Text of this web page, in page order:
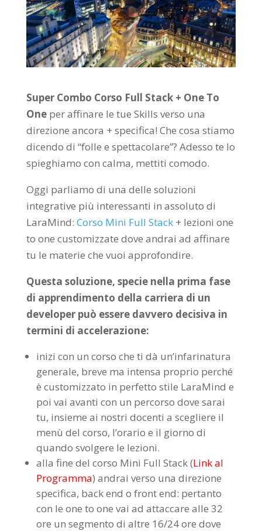
Super Combo Corso Full Stack + One To
Oneper affinare le tue Skills verso una
direzione ancora + specifica! Che cosa stiamo
dicendo di “folle e spettacolare”? Adesso te lo
spieghiamo con calma, mettiti comodo.
Oggi parliamo di una delle soluzioni
integrative più interessanti in assoluto di
LaraMind: Corso Mini Full Stack+ lezioni one
to one customizzate dove andrai ad affinare
tu le materie che vuoi approfondire.
Questa soluzione, specie nella prima fase
di apprendimento della carriera di un
developer può essere davvero decisiva in
termini di accelerazione:
inizi con un corso che ti dà un’infarinatura
generale, breve ma intensa proprio perché
è customizzato in perfetto stile LaraMind e
poi vai avanti con un percorso dove sarai
tu, insieme ai nostri docenti a scegliere il
menù del corso, l’orario e il giorno di
quando svolgere le lezioni.
alla fine del corso Mini Full Stack (Link al
Programma) andrai verso una direzione
specifica, back end o front end: pertanto
con le one to one vai ad attaccare alle 32
ore un segmento di altre 16/24 ore dove